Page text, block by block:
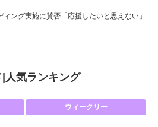
ィング実施に賛否「応援したいと思えない」
人気ランキング
ウィークリー